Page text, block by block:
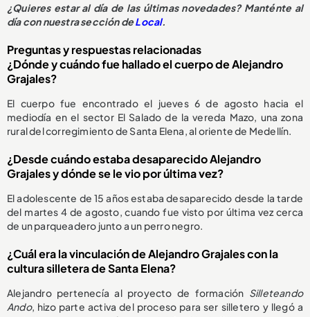
¿Quieres estar al día de las últimas novedades? Manténte al
día con nuestra sección deLocal.
Preguntas y respuestas relacionadas
¿Dónde y cuándo fue hallado el cuerpo de Alejandro
Grajales?
El cuerpo fue encontrado el jueves 6 de agosto hacia el
mediodía en el sector El Salado de la vereda Mazo, una zona
rural del corregimiento de Santa Elena, al oriente de Medellín.
¿Desde cuándo estaba desaparecido Alejandro
Grajales y dónde se le vio por última vez?
El adolescente de 15 años estaba desaparecido desde la tarde
del martes 4 de agosto, cuando fue visto por última vez cerca
de un parqueadero junto a un perro negro.
¿Cuál era la vinculación de Alejandro Grajales con la
cultura silletera de Santa Elena?
Alejandro pertenecía al proyecto de formación Silleteando
Ando, hizo parte activa del proceso para ser silletero y llegó a